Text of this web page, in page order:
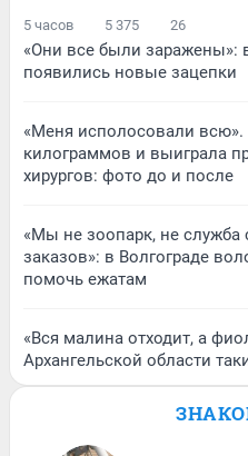
5 часов 5 375 26
«Они все были заражены»:
появились новые зацепки
«Меня исполосовали всю».
килограммов и выиграла
хирургов: фото до и после
«Мы не зоопарк, не служба
заказов»: в Волгограде
помочь ежатам
«Вся малина отходит, а
Архангельской области